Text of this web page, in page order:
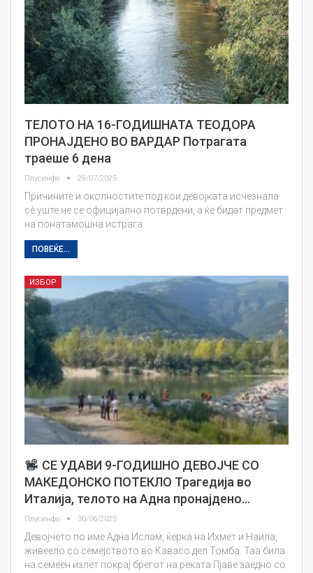
ТЕЛОТО НА 16-ГОДИШНАТА ТЕОДОРА
ПРОНАЈДЕНО ВО ВАРДАР Потрагата
траеше 6 дена
Плусинфо 29/07/2025
Причините и околностите под кои девојката исчезнала
сè уште не се официјално потврдени, а ќе бидат предмет
на понатамошна истрага.
ПОВЕЌЕ...
ИЗБОР
СЕ УДАВИ 9-ГОДИШНO ДЕВОЈЧЕ СО
МАКЕДОНСКО ПОТЕКЛО Трагедија во
Италија, телото на Адна пронајдено…
Плусинфо 30/06/2025
Девојчето по име Адна Ислам, ќерка на Ихмет и Наила,
живеело со семејството во Кавасо дел Томба. Таа била
на семеен излет покрај брегот на реката Пјаве заедно со